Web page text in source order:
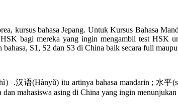
kursus bahasa Jepang. Untuk Kursus Bahasa
bagi mereka yang ingin mengambil test HSK
bahasa, S1, S2 dan S3 di China baik secara full
.汉语(Hànyǔ) itu artinya bahasa mandarin ; 水平
mahasiswa asing di China yang ingin